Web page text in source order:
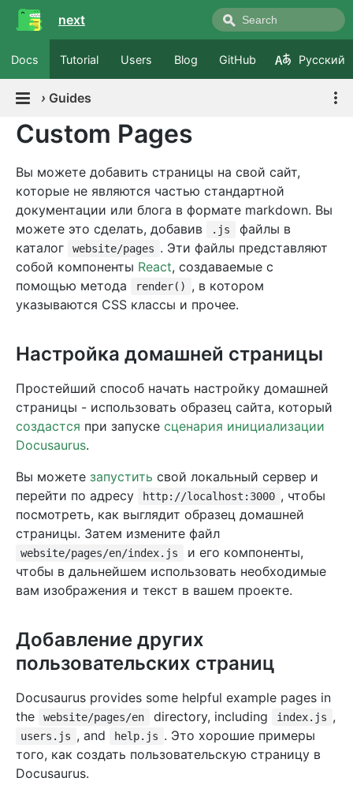
next
Docs Tutorial Users Blog GitHub Русский
› Guides
Custom Pages
Вы можете добавить страницы на свой сайт,
которые не являются частью стандартной
документации или блога в формате markdown. Вы
можете это сделать, добавив
.js
файлы в
каталог
website/pages . Эти файлы представляют
собой компоненты React, создаваемые с
помощью метода
render()
, в котором
указываются CSS классы и прочее.
Настройка домашней страницы
Простейший способ начать настройку домашней
страницы - использовать образец сайта, который
создастся при запуске сценария инициализации
Docusaurus.
Вы можете запустить свой локальный сервер и
перейти по адресу
http://localhost:3000 , чтобы
посмотреть, как выглядит образец домашней
страницы. Затем измените файл
website/pages/en/index.js
и его компоненты,
чтобы в дальнейшем использовать необходимые
вам изображения и текст в вашем проекте.
Добавление других
пользовательских страниц
Docusaurus provides some helpful example pages in
the
website/pages/en directory, including index.js ,
users.js , and help.js . Это хорошие примеры
того, как создать пользовательскую страницу в
Docusaurus.